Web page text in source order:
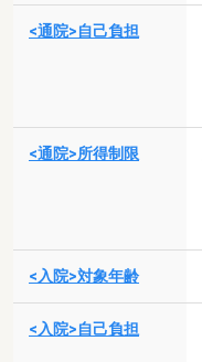
<通院>自己負担
<通院>所得制限
<入院>対象年齢
<入院>自己負担